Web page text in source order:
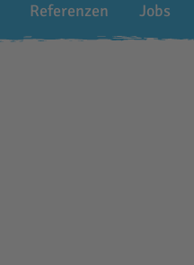
Referenzen Jobs